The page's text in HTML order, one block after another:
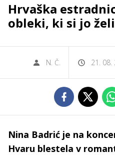
Hrvaška
obleki, ki si jo
N. Č. 21. 08.
Nina Badrić je na
Hvaru blestela v